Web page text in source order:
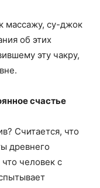
массажу, су-джок
об этих
эту чакру,
счастье
Считается, что
древнего
человек с